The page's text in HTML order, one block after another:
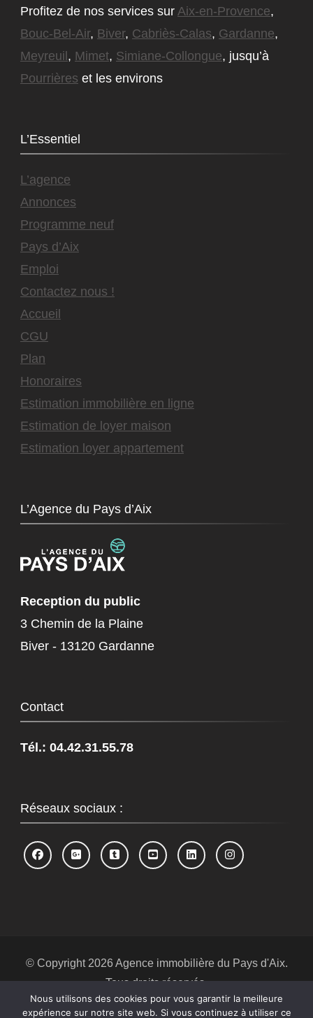
Profitez de nos services sur Aix-en-Provence,
Bouc-Bel-Air, Biver, Cabriès-Calas, Gardanne,
Meyreuil, Mimet, Simiane-Collongue, jusqu’à
Pourrières et les environs
L’Essentiel
L’agence
Annonces
Programme neuf
Pays d’Aix
Emploi
Contactez nous !
Accueil
CGU
Plan
Honoraires
Estimation immobilière en ligne
Estimation de loyer maison
Estimation loyer appartement
L’Agence du Pays d’Aix
Reception du public
3 Chemin de la Plaine
Biver - 13120 Gardanne
Contact
Tél.: 04.42.31.55.78
Réseaux sociaux :
© Copyright 2026 Agence immobilière du Pays d'Aix.
Tous droits réservés.
Blossom Spa | Développé parBlossom
Nous utilisons des cookies pour vous garantir la meilleure
expérience sur notre site web. Si vous continuez à utiliser ce